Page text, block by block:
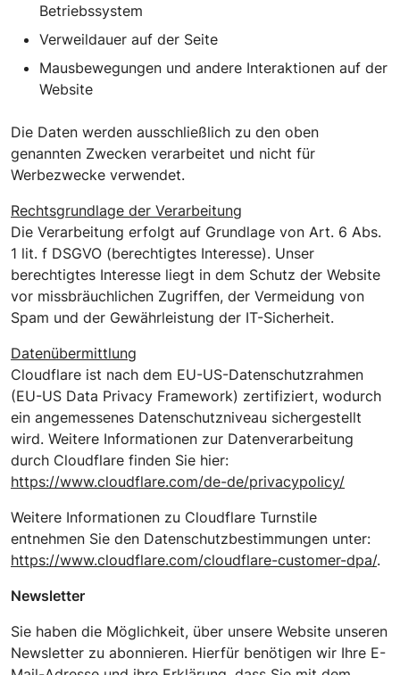
Betriebssystem
Verweildauer auf der Seite
Mausbewegungen und andere Interaktionen auf der
Website
Die Daten werden ausschließlich zu den oben
genannten Zwecken verarbeitet und nicht für
Werbezwecke verwendet.
Rechtsgrundlage der Verarbeitung
Die Verarbeitung erfolgt auf Grundlage von Art. 6 Abs.
1 lit. f DSGVO (berechtigtes Interesse). Unser
berechtigtes Interesse liegt in dem Schutz der Website
vor missbräuchlichen Zugriffen, der Vermeidung von
Spam und der Gewährleistung der IT-Sicherheit.
Datenübermittlung
Cloudflare ist nach dem EU-US-Datenschutzrahmen
(EU-US Data Privacy Framework) zertifiziert, wodurch
ein angemessenes Datenschutzniveau sichergestellt
wird. Weitere Informationen zur Datenverarbeitung
durch Cloudflare finden Sie hier:
https://www.cloudflare.com/de-de/privacypolicy/
Weitere Informationen zu Cloudflare Turnstile
entnehmen Sie den Datenschutzbestimmungen unter:
https://www.cloudflare.com/cloudflare-customer-dpa/.
Newsletter
Sie haben die Möglichkeit, über unsere Website unseren
Newsletter zu abonnieren. Hierfür benötigen wir Ihre E-